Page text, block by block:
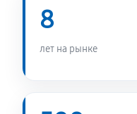
Замена
103CM
910 руб
8
лет на рынке